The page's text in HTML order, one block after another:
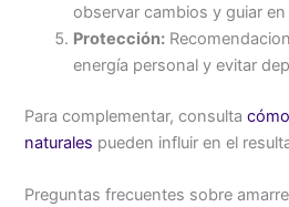
observar cambios y guiar
Protección:
energía personal y evitar
Para complementar, consulta
naturales pueden influir en el
Preguntas frecuentes sobre